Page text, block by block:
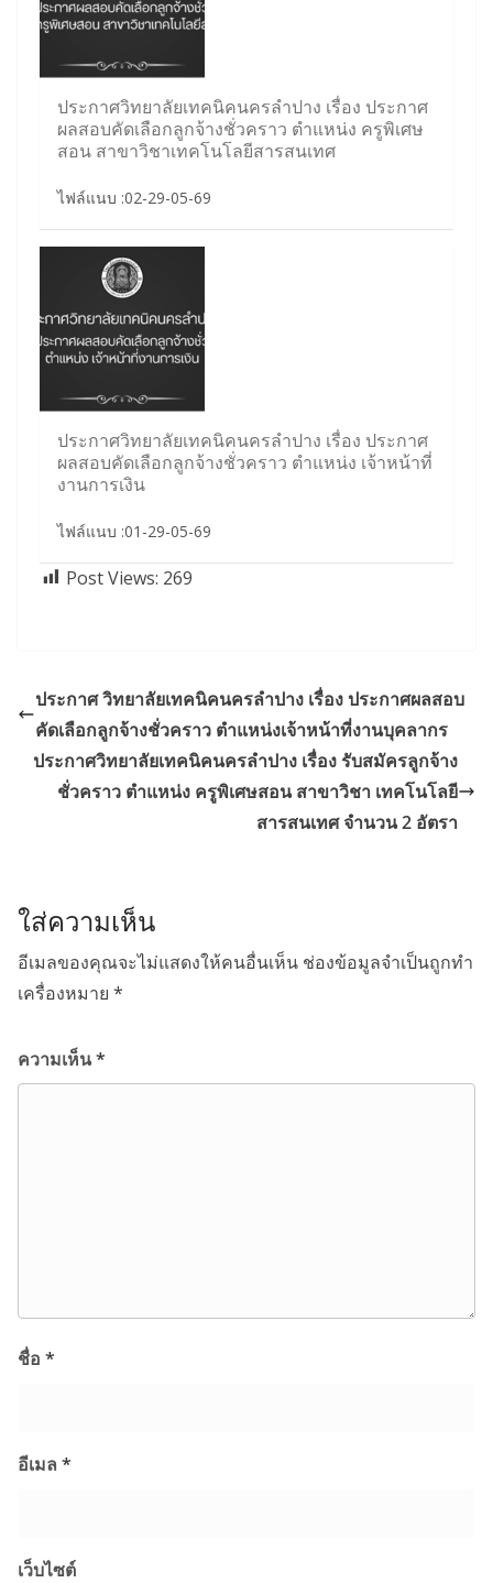
ประกาศวิทยาลัยเทคนิคนครลำปาง เรื่อง ประกาศ
ผลสอบคัดเลือกลูกจ้างชั่วคราว ตำแหน่ง ครูพิเศษ
สอน สาขาวิชาเทคโนโลยีสารสนเทศ
ไฟล์แนบ :02-29-05-69
ประกาศวิทยาลัยเทคนิคนครลำปาง เรื่อง ประกาศ
ผลสอบคัดเลือกลูกจ้างชั่วคราว ตำแหน่ง เจ้าหน้าที่
งานการเงิน
ไฟล์แนบ :01-29-05-69
Post Views: 269
ประกาศ วิทยาลัยเทคนิคนครลำปาง เรื่อง ประกาศผลสอบ
คัดเลือกลูกจ้างชั่วคราว ตำแหน่งเจ้าหน้าที่งานบุคลากร
ประกาศวิทยาลัยเทคนิคนครลำปาง เรื่อง รับสมัครลูกจ้าง
ชั่วคราว ตำแหน่ง ครูพิเศษสอน สาขาวิชา เทคโนโลยี
สารสนเทศ จำนวน 2 อัตรา
ใส่ความเห็น
อีเมลของคุณจะไม่แสดงให้คนอื่นเห็น ช่องข้อมูลจำเป็นถูกทำ
เครื่องหมาย *
ความเห็น*
ชื่อ *
อีเมล *
เว็บไซต์